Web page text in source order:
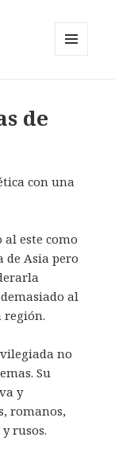
de
con una
al este como
de Asia pero
al
región.
no
Su
y
romanos,
rusos.